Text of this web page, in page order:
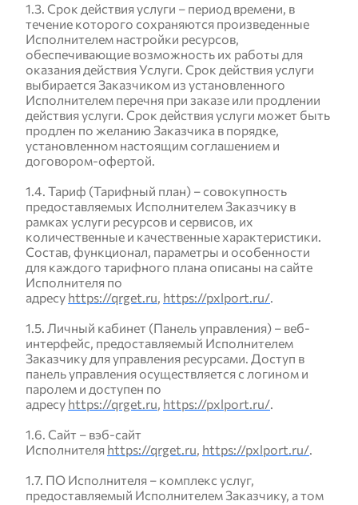
1.3. Срок действия услуги – период времени, в
течение которого сохраняются произведенные
Исполнителем настройки ресурсов,
обеспечивающие возможность их работы для
оказания действия Услуги. Срок действия услуги
выбирается Заказчиком из установленного
Исполнителем перечня при заказе или продлении
действия услуги. Срок действия услуги может быть
продлен по желанию Заказчика в порядке,
установленном настоящим соглашением и
договором-офертой.
1.4. Тариф (Тарифный план) – совокупность
предоставляемых Исполнителем Заказчику в
рамках услуги ресурсов и сервисов, их
количественные и качественные характеристики.
Состав, функционал, параметры и особенности
для каждого тарифного плана описаны на сайте
Исполнителя по
адресу https://qrget.ru, https://pxlport.ru/.
1.5. Личный кабинет (Панель управления) – веб-
интерфейс, предоставляемый Исполнителем
Заказчику для управления ресурсами. Доступ в
панель управления осуществляется с логином и
паролем и доступен по
адресу https://qrget.ru, https://pxlport.ru/.
1.6. Сайт – вэб-сайт
Исполнителя https://qrget.ru, https://pxlport.ru/.
1.7. ПО Исполнителя – комплекс услуг,
предоставляемый Исполнителем Заказчику, а том